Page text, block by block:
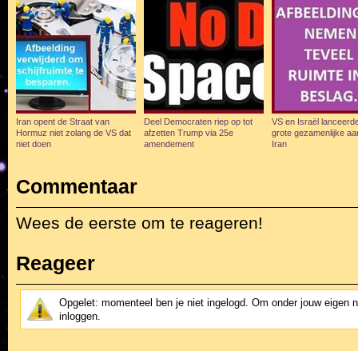
Iran opent de Straat van
Hormuz niet zolang de VS dat
niet doen
Deel Democraten riep op tot
afzetten Trump via 25e
amendement
VS en Israël
grote gezamenlijke
Iran
Commentaar
Wees de eerste om te reageren!
Reageer
Opgelet: momenteel ben je niet ingelogd. Om onder jouw eigen
inloggen.